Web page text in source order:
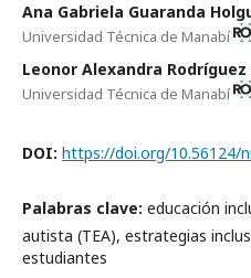
Ana Gabriela Guaranda
Universidad Técnica de Manabí
Leonor Alexandra Rodríguez
Universidad Técnica de Manabí
DOI: https://doi.org/10.56124/
Palabras clave: educación
autista (TEA), estrategias
estudiantes